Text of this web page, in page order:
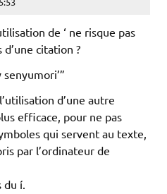
de ‘ ne risque pas
citation ?
d’une autre
efficace, pour ne pas
qui servent au texte,
par l’ordinateur de
du í.